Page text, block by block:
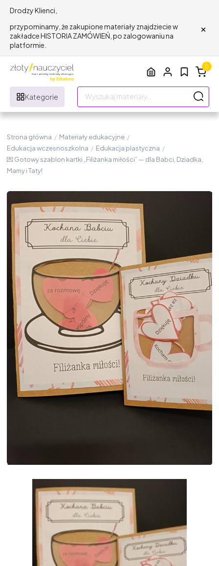
Drodzy Klienci,
przypominamy, że zakupione materiały znajdziecie w
zakładce HISTORIA ZAMÓWIEŃ, po zalogowaniu na
platformie.
×
Kategorie
0
Strona główna / Materiały edukacyjne /
Edukacja wczesnoszkolna / Edukacja plastyczna /
💌 Gotowy szablon kartki „Filiżanka miłości” — dla Babci, Dziadka,
Mamy i Taty!